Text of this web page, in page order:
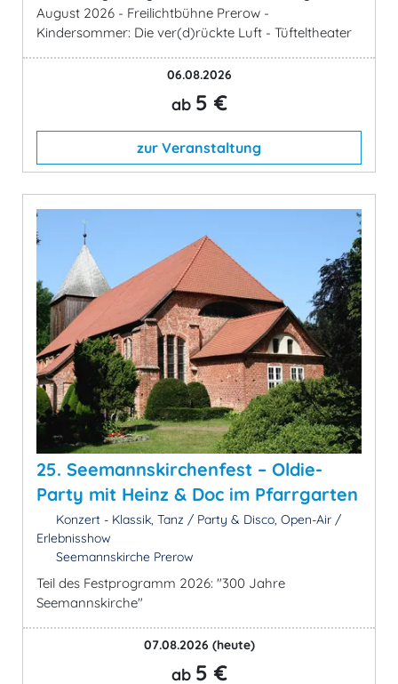
August 2026 - Freilichtbühne Prerow -
Kindersommer: Die ver(d)rückte Luft - Tüfteltheater
06.08.2026
ab 5 €
zur Veranstaltung
25. Seemannskirchenfest – Oldie-
Party mit Heinz & Doc im Pfarrgarten
Konzert - Klassik, Tanz / Party & Disco, Open-Air /
Erlebnisshow
Seemannskirche Prerow
Teil des Festprogramm 2026: "300 Jahre
Seemannskirche"
07.08.2026 (heute)
ab 5 €